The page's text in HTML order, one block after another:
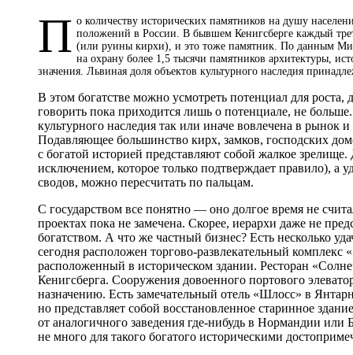
П о количеству исторических памятников на душу
положений в России. В бывшем Кенигсберге каждый
(или руины кирхи), и это тоже памятник. По данным
на охрану более 1,5 тысячи памятников архитектуры,
значения. Львиная доля объектов культурного наследия
В этом богатстве можно усмотреть потенциал для роста,
говорить пока приходится лишь о потенциале, не
культурного наследия так или иначе вовлечена в рынок
Подавляющее большинство кирх, замков, господских
с богатой историей представляют собой жалкое
исключением, которое только подтверждает правило), а
сводов, можно пересчитать по пальцам.
С государством все понятно — оно долгое время не
проектах пока не замечена. Скорее, иерархи даже не
богатством. А что же частный бизнес? Есть несколько
сегодня расположен торгово‑развлекательный
расположенный в историческом здании. Ресторан
Кенигсберга. Сооружения довоенного портового
назначению. Есть замечательный отель «Шлосс» в
но представляет собой восстановленное старинное
от аналогичного заведения где-нибудь в Нормандии
не много для такого богатого историческими